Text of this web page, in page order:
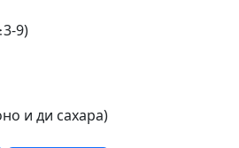
9)
и ди сахара)